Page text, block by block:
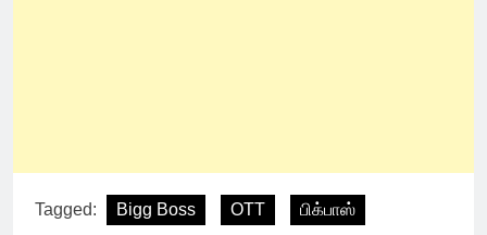
Tagged: Bigg Boss OTT பிக்பாஸ்